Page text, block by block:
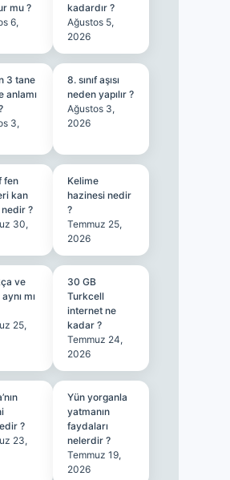
mu ?
6,
kadardır ?
Ağustos 5,
2026
3 tane
anlamı
3,
8. sınıf aşısı
neden yapılır ?
Ağustos 3,
2026
fen
kan
nedir ?
30,
Kelime
hazinesi nedir
?
Temmuz 25,
2026
ve
mı
25,
30 GB
Turkcell
internet ne
kadar ?
Temmuz 24,
2026
?
23,
Yün yorganla
yatmanın
faydaları
nelerdir ?
Temmuz 19,
2026